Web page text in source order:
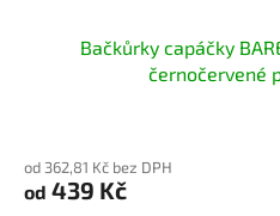
Bačkůrky capáčky
černočervené
od 362,81 Kč bez DPH
od 439 Kč